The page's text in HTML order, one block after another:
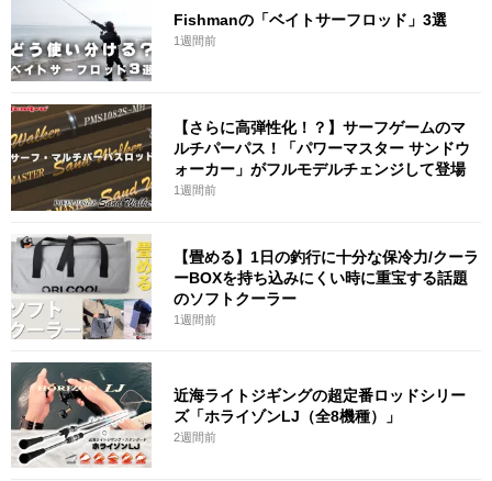
Fishmanの「ベイトサーフロッド」3選
1週間前
【さらに高弾性化！？】サーフゲームのマ
ルチパーパス！「パワーマスター サンドウ
ォーカー」がフルモデルチェンジして登場
1週間前
【畳める】1日の釣行に十分な保冷力/クーラ
ーBOXを持ち込みにくい時に重宝する話題
のソフトクーラー
1週間前
近海ライトジギングの超定番ロッドシリー
ズ「ホライゾンLJ（全8機種）」
2週間前